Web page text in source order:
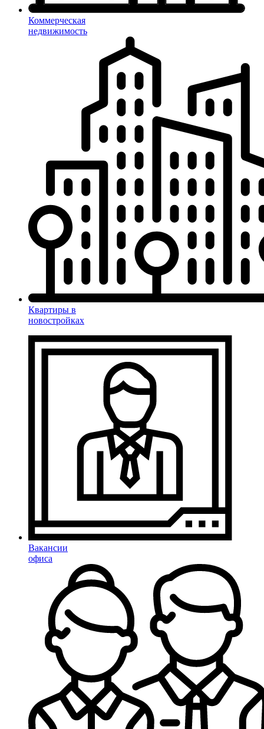
Коммерческая
недвижимость
Квартиры в
новостройках
Вакансии
офиса